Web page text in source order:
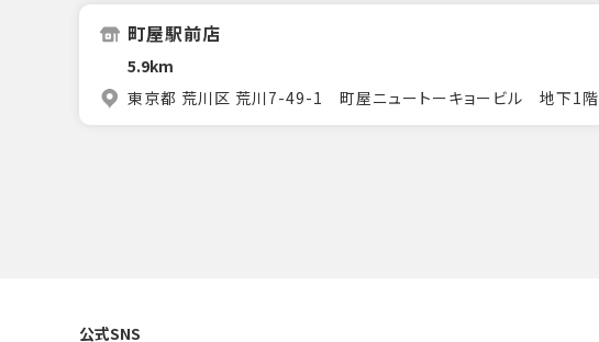
町屋駅前店
5.9km
東京都 荒川区 荒川7-49-1 町屋ニュートーキョービル 地下1階
公式SNS